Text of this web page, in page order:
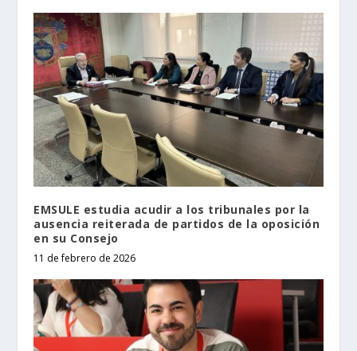
EMSULE estudia acudir a los tribunales por la
ausencia reiterada de partidos de la oposición
en su Consejo
11 de febrero de 2026